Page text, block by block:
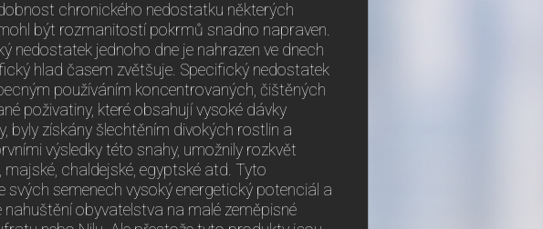
chronického nedostatku některých
být rozmanitostí pokrmů snadno napraven.
nedostatek jednoho dne je nahrazen ve dnech
hlad časem zvětšuje. Specifický nedostatek
používáním koncentrovaných, čištěných
poživatiny, které obsahují vysoké dávky
byly získány šlechtěním divokých rostlin a
výsledky této snahy, umožnily rozkvět
chaldejské, egyptské atd. Tyto
svých semenech vysoký energetický potenciál a
obyvatelstva na malé zeměpisné